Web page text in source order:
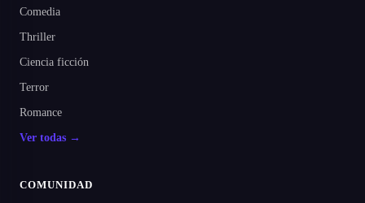
Comedia
Thriller
Ciencia ficción
Terror
Romance
Ver todas →
COMUNIDAD